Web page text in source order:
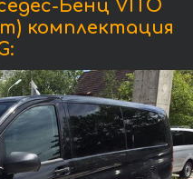
Бенц VITO
комплектация